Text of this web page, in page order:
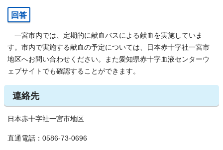
回答
一宮市内では、定期的に献血バスによる献血を実施していま
す。市内で実施する献血の予定については、日本赤十字社一宮市
地区へお問い合わせください。また愛知県赤十字血液センターウ
ェブサイトでも確認することができます。
連絡先
日本赤十字社一宮市地区
直通電話：0586-73-0696